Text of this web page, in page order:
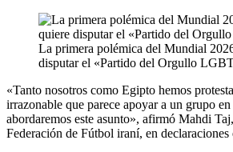
La primera polémica del Mundial
disputar el «Partido del Orgullo
«Tanto nosotros como Egipto hemos
irrazonable que parece apoyar a un grupo
abordaremos este asunto», afirmó Mahdi
Federación de Fútbol iraní, en declaraciones